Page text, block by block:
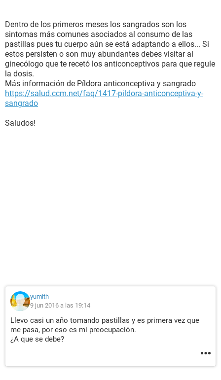
Dentro de los primeros meses los sangrados son los
sintomas más comunes asociados al consumo de las
pastillas pues tu cuerpo aún se está adaptando a ellos... Si
estos persisten o son muy abundantes debes visitar al
ginecólogo que te recetó los anticonceptivos para que regule
la dosis.
Más información de Píldora anticonceptiva y sangrado
https://salud.ccm.net/faq/1417-pildora-anticonceptiva-y-
sangrado
Saludos!
yumith
9 jun 2016 a las 19:14
Llevo casi un año tomando pastillas y es primera vez que
me pasa, por eso es mi preocupación.
¿A que se debe?